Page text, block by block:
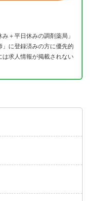
＋平日休みの調剤薬局」
に登録済みの方に優先的
求人情報が掲載されない